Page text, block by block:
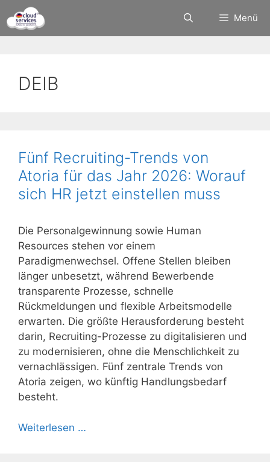
Inhalt
springen
Menü
DEIB
Fünf Recruiting-Trends von
Atoria für das Jahr 2026: Worauf
sich HR jetzt einstellen muss
Die Personalgewinnung sowie Human
Resources stehen vor einem
Paradigmenwechsel. Offene Stellen bleiben
länger unbesetzt, während Bewerbende
transparente Prozesse, schnelle
Rückmeldungen und flexible Arbeitsmodelle
erwarten. Die größte Herausforderung besteht
darin, Recruiting-Prozesse zu digitalisieren und
zu modernisieren, ohne die Menschlichkeit zu
vernachlässigen. Fünf zentrale Trends von
Atoria zeigen, wo künftig Handlungsbedarf
besteht.
Weiterlesen …